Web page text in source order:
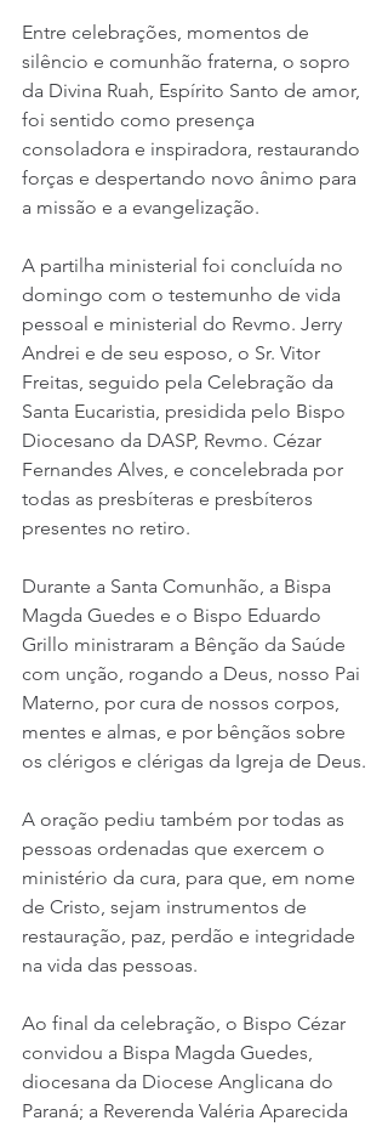
Entre celebrações, momentos de
silêncio e comunhão fraterna, o sopro
da Divina Ruah, Espírito Santo de amor,
foi sentido como presença
consoladora e inspiradora, restaurando
forças e despertando novo ânimo para
a missão e a evangelização.
A partilha ministerial foi concluída no
domingo com o testemunho de vida
pessoal e ministerial do Revmo. Jerry
Andrei e de seu esposo, o Sr. Vitor
Freitas, seguido pela Celebração da
Santa Eucaristia, presidida pelo Bispo
Diocesano da DASP, Revmo. Cézar
Fernandes Alves, e concelebrada por
todas as presbíteras e presbíteros
presentes no retiro.
Durante a Santa Comunhão, a Bispa
Magda Guedes e o Bispo Eduardo
Grillo ministraram a Bênção da Saúde
com unção, rogando a Deus, nosso Pai
Materno, por cura de nossos corpos,
mentes e almas, e por bênçãos sobre
os clérigos e clérigas da Igreja de Deus.
A oração pediu também por todas as
pessoas ordenadas que exercem o
ministério da cura, para que, em nome
de Cristo, sejam instrumentos de
restauração, paz, perdão e integridade
na vida das pessoas.
Ao final da celebração, o Bispo Cézar
convidou a Bispa Magda Guedes,
diocesana da Diocese Anglicana do
Paraná; a Reverenda Valéria Aparecida